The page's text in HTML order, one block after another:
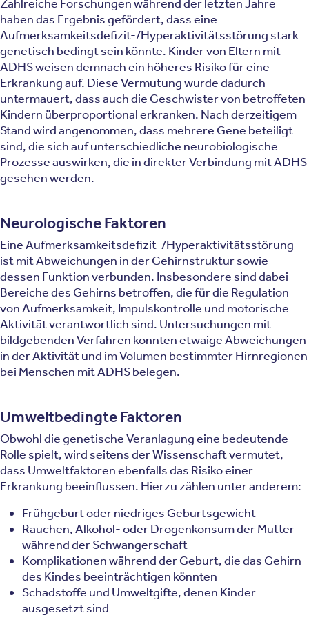
Zahlreiche Forschungen während der letzten Jahre
haben das Ergebnis gefördert, dass eine
Aufmerksamkeitsdefizit-/Hyperaktivitätsstörung stark
genetisch bedingt sein könnte. Kinder von Eltern mit
ADHS weisen demnach ein höheres Risiko für eine
Erkrankung auf. Diese Vermutung wurde dadurch
untermauert, dass auch die Geschwister von betroffeten
Kindern überproportional erkranken. Nach derzeitigem
Stand wird angenommen, dass mehrere Gene beteiligt
sind, die sich auf unterschiedliche neurobiologische
Prozesse auswirken, die in direkter Verbindung mit ADHS
gesehen werden.
Neurologische Faktoren
Eine Aufmerksamkeitsdefizit-/Hyperaktivitätsstörung
ist mit Abweichungen in der Gehirnstruktur sowie
dessen Funktion verbunden. Insbesondere sind dabei
Bereiche des Gehirns betroffen, die für die Regulation
von Aufmerksamkeit, Impulskontrolle und motorische
Aktivität verantwortlich sind. Untersuchungen mit
bildgebenden Verfahren konnten etwaige Abweichungen
in der Aktivität und im Volumen bestimmter Hirnregionen
bei Menschen mit ADHS belegen.
Umweltbedingte Faktoren
Obwohl die genetische Veranlagung eine bedeutende
Rolle spielt, wird seitens der Wissenschaft vermutet,
dass Umweltfaktoren ebenfalls das Risiko einer
Erkrankung beeinflussen. Hierzu zählen unter anderem:
Frühgeburt oder niedriges Geburtsgewicht
Rauchen, Alkohol- oder Drogenkonsum der Mutter
während der Schwangerschaft
Komplikationen während der Geburt, die das Gehirn
des Kindes beeinträchtigen könnten
Schadstoffe und Umweltgifte, denen Kinder
ausgesetzt sind